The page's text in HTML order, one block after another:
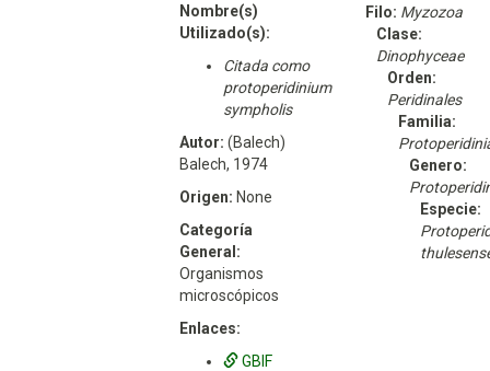
Nombre(s)
Utilizado(s):
Citada como
protoperidinium
sympholis
Autor: (Balech)
Balech, 1974
Origen: None
Categoría
General:
Organismos
microscópicos
Enlaces:
GBIF
Filo: Myzozoa
Clase:
Dinophyceae
Orden:
Peridinales
Familia:
Genero:
Especie: